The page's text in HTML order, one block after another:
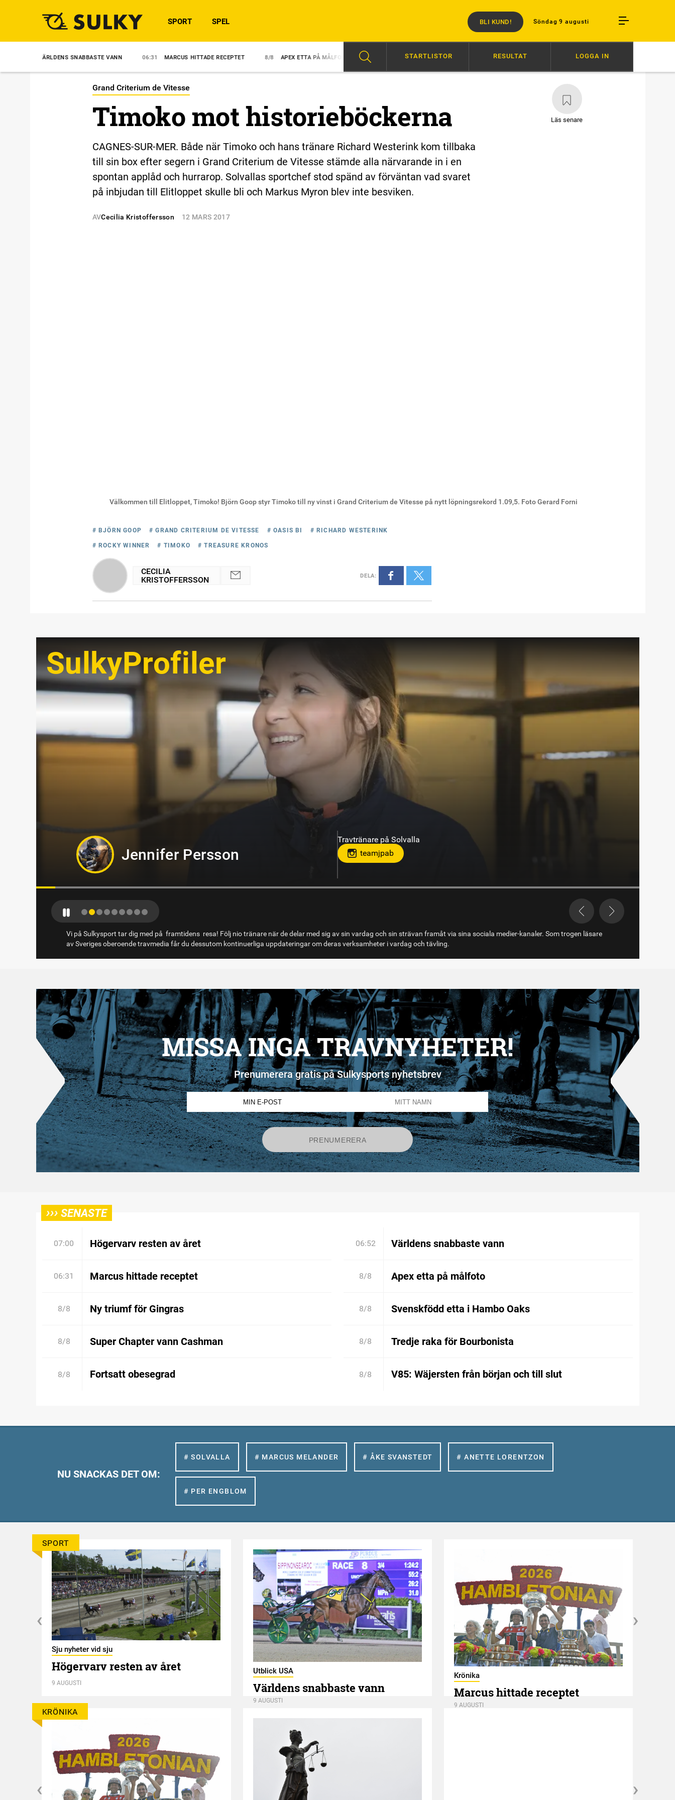
Söndag 9 augusti
SPORT SPEL BLI KUND!
SNABBASTE VANN 06:31 MARCUS HITTADE RECEPTET 8/8 APEX ETTA PÅ MÅLFOTO 8/8 NY TRIUMF FÖR GINGRAS 07:00 HÖGERVARV RESTEN AV ÅRET 06:52 VÄRLDENS SNABBASTE VANN
STARTLISTOR RESULTAT LOGGA IN
Grand Criterium de Vitesse
Läs senare
Timoko mot historieböckerna
CAGNES-SUR-MER. Både när Timoko och hans tränare Richard Westerink kom tillbaka
till sin box efter segern i Grand Criterium de Vitesse stämde alla närvarande in i en
spontan applåd och hurrarop. Solvallas sportchef stod spänd av förväntan vad svaret
på inbjudan till Elitloppet skulle bli och Markus Myron blev inte besviken.
AVCecilia Kristoffersson 12 MARS 2017
Välkommen till Elitloppet, Timoko! Björn Goop styr Timoko till ny vinst i Grand Criterium de Vitesse på nytt löpningsrekord 1.09,5. Foto Gerard Forni
# BJÖRN GOOP # GRAND CRITERIUM DE VITESSE # OASIS BI # RICHARD WESTERINK
# ROCKY WINNER # TIMOKO # TREASURE KRONOS
CECILIA
KRISTOFFERSSON
DELA:
SulkyProfiler
Jennifer Persson
Travtränare på Solvalla
teamjpab
Vi på Sulkysport tar dig med på framtidens resa! Följ nio tränare när de delar med sig av sin vardag och sin strävan framåt via sina sociala medier-kanaler. Som trogen läsare
av Sveriges oberoende travmedia får du dessutom kontinuerliga uppdateringar om deras verksamheter i vardag och tävling.
MISSA INGA TRAVNYHETER!
Prenumerera gratis på Sulkysports nyhetsbrev
››› SENASTE
07:00 Högervarv resten av året 06:52 Världens snabbaste vann
06:31 Marcus hittade receptet 8/8 Apex etta på målfoto
8/8 Ny triumf för Gingras 8/8 Svenskfödd etta i Hambo Oaks
8/8 Super Chapter vann Cashman 8/8 Tredje raka för Bourbonista
8/8 Fortsatt obesegrad 8/8 V85: Wäjersten från början och till slut
NU SNACKAS DET OM:
# SOLVALLA # MARCUS MELANDER # ÅKE SVANSTEDT # ANETTE LORENTZON
# PER ENGBLOM
SPORT
Sju nyheter vid sju
Högervarv resten av året
9 AUGUSTI
Utblick USA
Världens snabbaste vann
9 AUGUSTI
Krönika
Marcus hittade receptet
9 AUGUSTI
KRÖNIKA